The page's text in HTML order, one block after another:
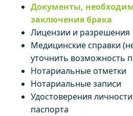
Документы,
заключения брака
Лицензии и разрешения
Медицинские справки
уточнить возможность
Нотариальные отметки
Нотариальные записи
Удостоверения
паспорта